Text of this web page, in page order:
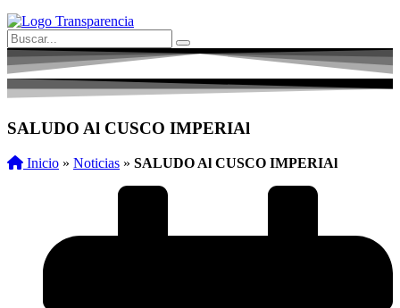
SALUDO Al CUSCO IMPERIAl
Inicio » Noticias » SALUDO Al CUSCO IMPERIAl